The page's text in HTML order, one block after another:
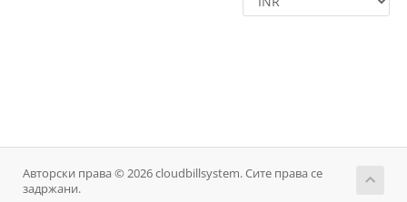
Авторски права © 2026 cloudbillsystem. Сите права се
задржани.